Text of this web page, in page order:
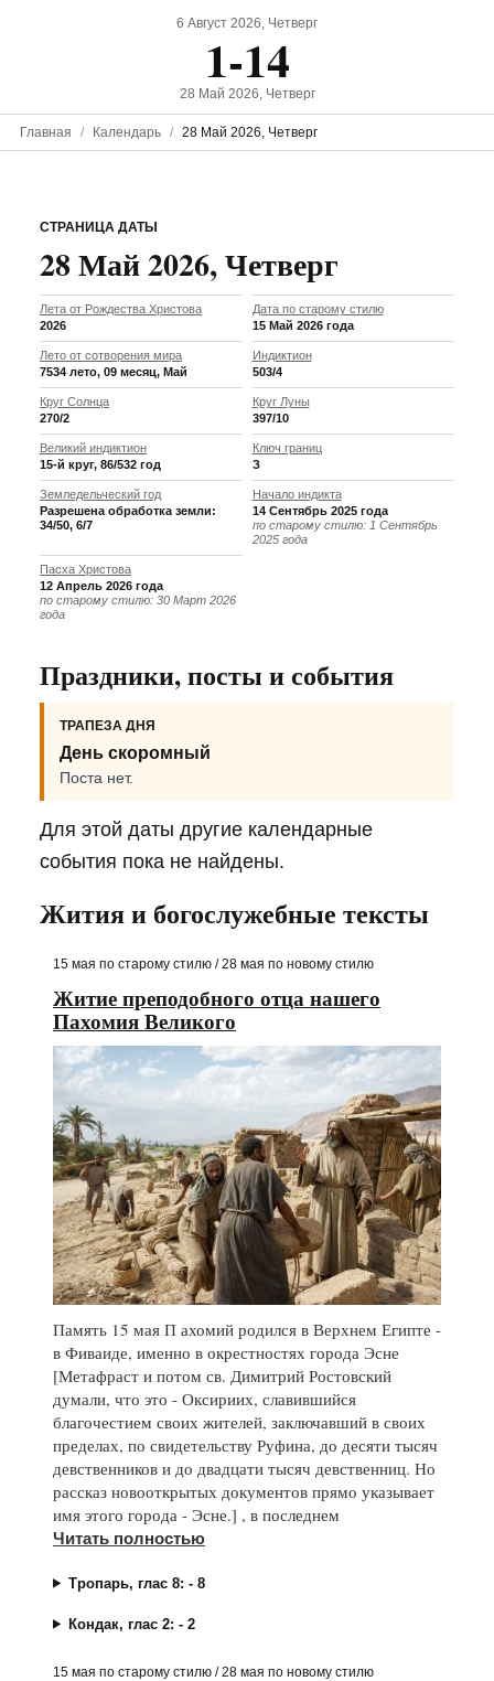
6 Август 2026, Четверг
1-14
28 Май 2026, Четверг
Главная Календарь 28 Май 2026, Четверг
СТРАНИЦА ДАТЫ
28 Май 2026, Четверг
Лета от Рождества Христова
2026
Дата по старому стилю
15 Май 2026 года
Лето от сотворения мира
7534 лето, 09 месяц, Май
Индиктион
503/4
Круг Солнца
270/2
Круг Луны
397/10
Великий индиктион
15-й круг, 86/532 год
Ключ границ
З
Земледельческий год
Разрешена обработка земли:
34/50, 6/7
Начало индикта
14 Сентябрь 2025 года
по старому стилю: 1 Сентябрь
2025 года
Пасха Христова
12 Апрель 2026 года
по старому стилю: 30 Март 2026
года
Праздники, посты и события
ТРАПЕЗА ДНЯ
День скоромный
Поста нет.
Для этой даты другие календарные
события пока не найдены.
Жития и богослужебные тексты
15 мая по старому стилю / 28 мая по новому стилю
Житие преподобного отца нашего
Пахомия Великого
Память 15 мая П ахомий родился в Верхнем Египте -
в Фиваиде, именно в окрестностях города Эсне
[Метафраст и потом св. Димитрий Ростовский
думали, что это - Оксириих, славившийся
благочестием своих жителей, заключавший в своих
пределах, по свидетельству Руфина, до десяти тысяч
девственников и до двадцати тысяч девственниц. Но
рассказ новооткрытых документов прямо указывает
имя этого города - Эсне.] , в последнем
Читать полностью
Тропарь, глас 8: - 8
Кондак, глас 2: - 2
15 мая по старому стилю / 28 мая по новому стилю